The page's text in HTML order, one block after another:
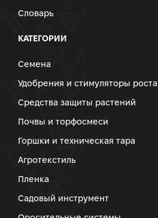
Словарь
КАТЕГОРИИ
Семена
Удобрения и стимуляторы роста
Средства защиты растений
Почвы и торфосмеси
Горшки и техническая тара
Агротекстиль
Пленка
Садовый инструмент